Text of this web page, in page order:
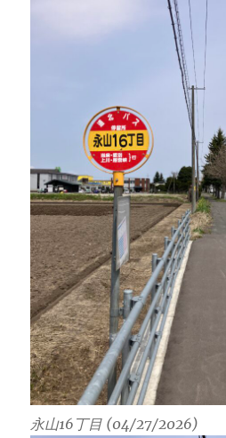
永山16丁目 (04/27/2026)